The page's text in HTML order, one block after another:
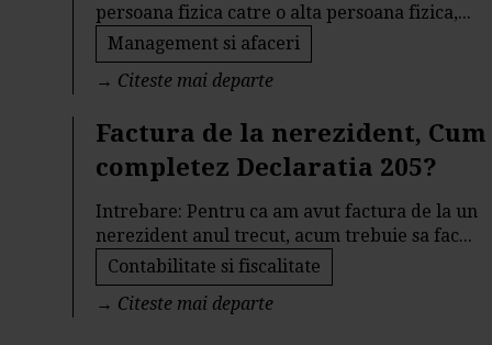
persoana fizica catre o alta persoana fizica,...
Management si afaceri
→ Citeste mai departe
Factura de la nerezident, Cum
completez Declaratia 205?
Intrebare: Pentru ca am avut factura de la un
nerezident anul trecut, acum trebuie sa fac...
Contabilitate si fiscalitate
→ Citeste mai departe